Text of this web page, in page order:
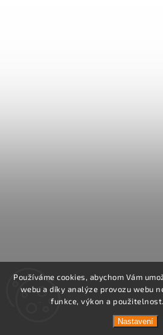
Používáme cookies, abychom Vám
webu a díky analýze provozu webu
funkce, výkon a použitelnost.
Nastavení